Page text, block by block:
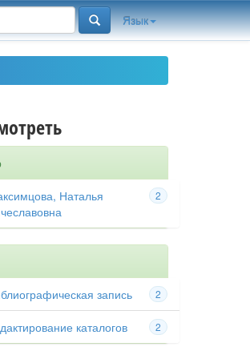
Язык
2
Наталья
2
запись
2
каталогов